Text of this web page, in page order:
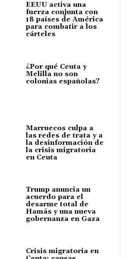
EEUU activa una
fuerza conjunta con
18 países de América
para combatir a los
cárteles
¿Por qué Ceuta y
Melilla no son
colonias españolas?
Marruecos culpa a
las redes de trata y a
la desinformación de
la crisis migratoria
en Ceuta
Trump anuncia un
acuerdo para el
desarme total de
Hamás y una nueva
gobernanza en Gaza
Crisis migratoria en